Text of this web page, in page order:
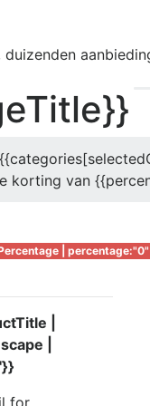
duizenden
korting van
|
|
|